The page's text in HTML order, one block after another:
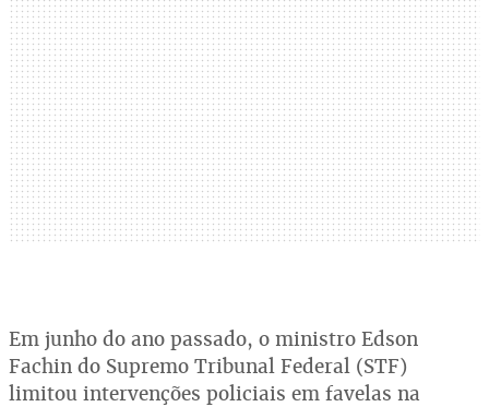
Em junho do ano passado, o ministro Edson
Fachin do Supremo Tribunal Federal (STF)
limitou intervenções policiais em favelas na